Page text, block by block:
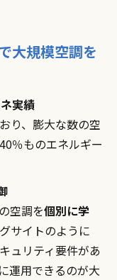
大規模空調を
実績
り、膨大な数の空
％ものエネルギー
空調を個別に学
サイトのように
ュリティ要件があ
運用できるのが大